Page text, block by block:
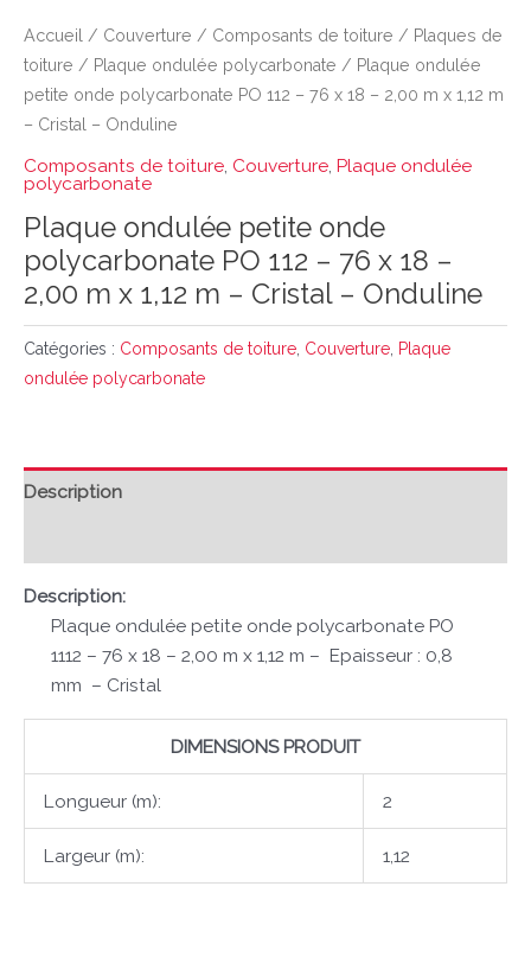
Accueil / Couverture / Composants de toiture / Plaques de
toiture / Plaque ondulée polycarbonate / Plaque ondulée
petite onde polycarbonate PO 112 – 76 x 18 – 2,00 m x 1,12 m
– Cristal – Onduline
Composants de toiture, Couverture, Plaque ondulée
polycarbonate
Plaque ondulée petite onde
polycarbonate PO 112 – 76 x 18 –
2,00 m x 1,12 m – Cristal – Onduline
Catégories : Composants de toiture Couverture Plaque
ondulée polycarbonate
Description
Description:
Plaque ondulée petite onde polycarbonate PO
1112 – 76 x 18 – 2,00 m x 1,12 m – Epaisseur : 0,8
mm – Cristal
DIMENSIONS PRODUIT
Longueur (m): 2
Largeur (m): 1,12